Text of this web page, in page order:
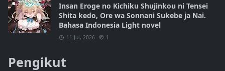
Insan Eroge no Kichiku Shujinkou ni Tensei
Shita kedo, Ore wa Sonnani Sukebe ja Nai.
Bahasa Indonesia Light novel
11 Jul, 2026 1
Pengikut